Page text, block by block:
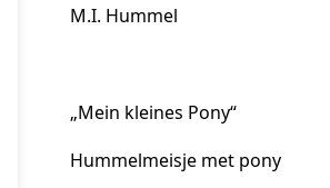
M.I. Hummel
„Mein kleines Pony“
Hummelmeisje met pony